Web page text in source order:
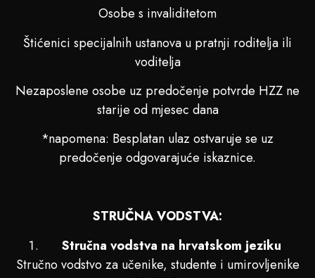
Osobe s invaliditetom
Štićenici specijalnih ustanova u pratnji roditelja ili
voditelja
Nezaposlene osobe uz predočenje potvrde HZZ ne
starije od mjesec dana
*napomena: Besplatan ulaz ostvaruje se uz
predočenje odgovarajuće iskaznice.
STRUČNA VODSTVA:
Stručna vodstva na hrvatskom jeziku
Stručno vodstvo za učenike, studente i umirovljenike